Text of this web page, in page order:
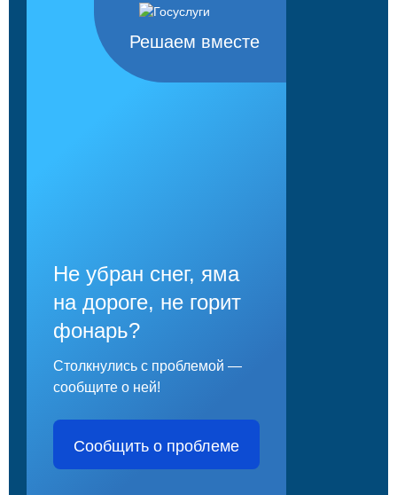
Решаем вместе
Не убран снег, яма
на дороге, не горит
фонарь?
Столкнулись с проблемой —
сообщите о ней!
Сообщить о проблеме